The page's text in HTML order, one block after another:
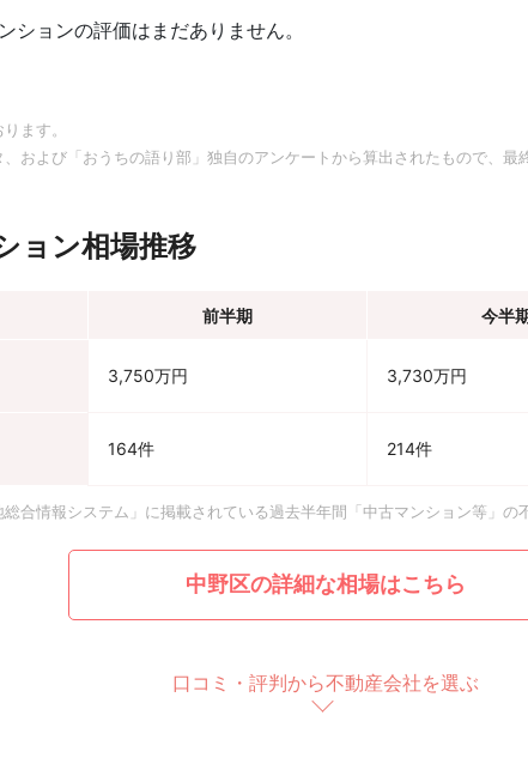
ションの評価はまだありません。
ます。
および「おうちの語り部」独自のアンケートから算出されたもので、最
ョン相場推移
前半期 今半
3,750万円 3,730万円
164件 214件
合情報システム」に掲載されている過去半年間「中古マンション等」の
中野区の詳細な相場はこちら
口コミ・評判から不動産会社を選ぶ